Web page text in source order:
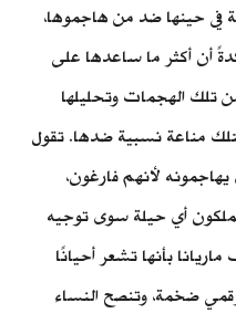
في حينها ضد من هاجموها،
أن أكثر ما ساعدها على
تلك الهجمات وتحليلها
مناعة نسبية ضدها. تقول
لأنهم فارغون،
يملكون أي حيلة سوى توجيه
بأنها تشعر أحيانًا
ضخمة، وتنصح النساء